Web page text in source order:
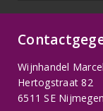
Wijnhandel
Hertogstraat 82
6511 SE Nijmegen